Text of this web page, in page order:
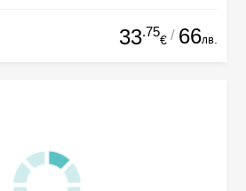
33.75
€ / 66лв.